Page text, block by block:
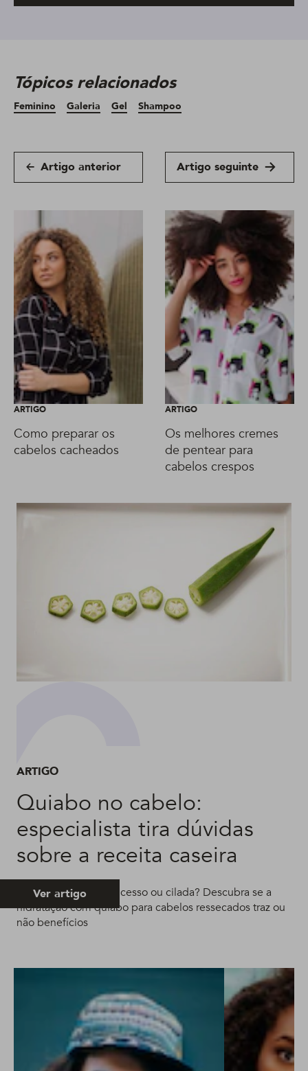
Tópicos relacionados
Feminino Galeria Gel Shampoo
Artigo anterior Artigo seguinte
ARTIGO
Como preparar os
cabelos cacheados
ARTIGO
Os melhores cremes
de pentear para
cabelos crespos
ARTIGO
Quiabo no cabelo:
especialista tira dúvidas
sobre a receita caseira
Quiabo no cabelo: sucesso ou cilada? Descubra se a
hidratação com quiabo para cabelos ressecados traz ou
não benefícios
Ver artigo